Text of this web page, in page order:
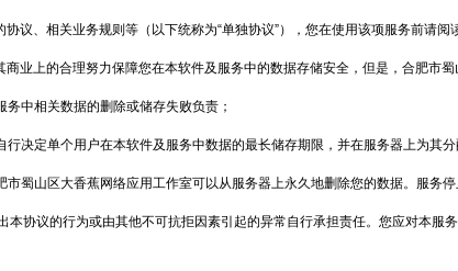
议、相关业务规则等（以下统称为“单独协议”），您在使用该项服务前请阅
业上的合理努力保障您在本软件及服务中的数据存储安全，但是，合肥市
中相关数据的删除或储存失败负责；
决定单个用户在本软件及服务中数据的最长储存期限，并在服务器上为其
蜀山区大香蕉网络应用工作室可以从服务器上永久地删除您的数据。服务
协议的行为或由其他不可抗拒因素引起的异常自行承担责任。您应对本